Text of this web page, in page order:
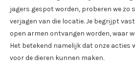
jagers gespot worden, proberen we zo
verjagen van die locatie. Je begrijpt
open armen ontvangen worden, waar
Het betekend namelijk dat onze acties
voor de dieren kunnen maken.